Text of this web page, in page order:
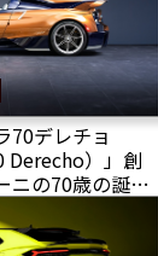
70デレチョ
Derecho）」創
ニの70歳の誕生
3台の特別限定
発表する 70デ